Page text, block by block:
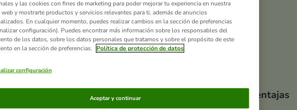
2 opciones Tus ventajas
y las cookies con fines de marketing para poder mejorar tu experiencia en nuestra
web y mostrarte productos y servicios relevantes para ti, además de anuncios
En cualquier momento, puedes realizar cambios en la sección de preferencias
configuración). Puedes encontrar más información sobre los responsables del
de los datos, sobre los datos personales que tratamos y sobre el propósito de este
en la sección de preferencias.
Política de protección de datos
configuración
Aceptar y continuar